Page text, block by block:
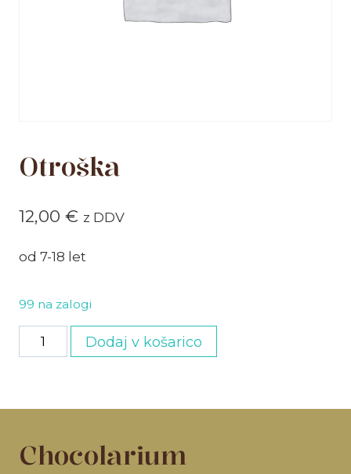
Otroška
12,00 € z DDV
od 7-18 let
99 na zalogi
Otroška
količina
Dodaj v košarico
Chocolarium